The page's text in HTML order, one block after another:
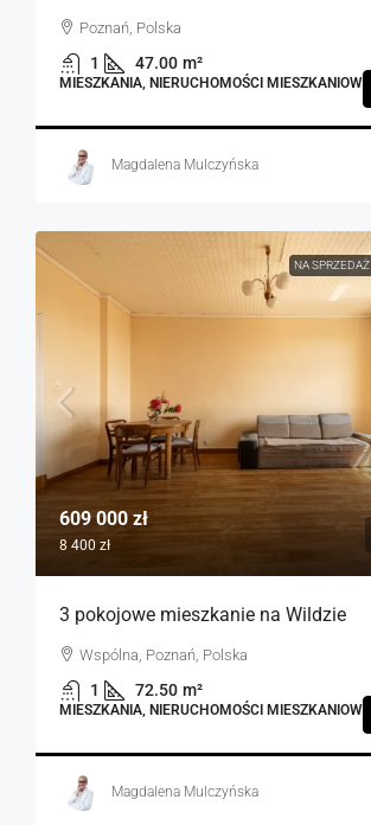
Poznań, Polska
1 47.00 m²
MIESZKANIA, NIERUCHOMOŚCI MIESZKANIOWE
Magdalena Mulczyńska
NA SPRZEDAŻ
609 000 zł
8 400 zł
3 pokojowe mieszkanie na Wildzie
Wspólna, Poznań, Polska
1 72.50 m²
MIESZKANIA, NIERUCHOMOŚCI MIESZKANIOWE
Magdalena Mulczyńska